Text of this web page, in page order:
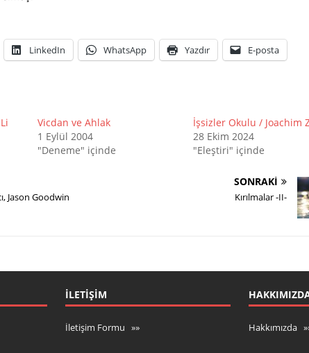
LinkedIn WhatsApp Yazdır E-posta
Vicdan ve Ahlak
1 Eylül 2004
"Deneme" içinde
İşsizler Okulu / Joachim
28 Ekim 2024
"Eleştiri" içinde
Jason Goodwin
SONRAKI
Kırılmalar -II-
İLETIŞIM
İletişim Formu »» Hakkımızda